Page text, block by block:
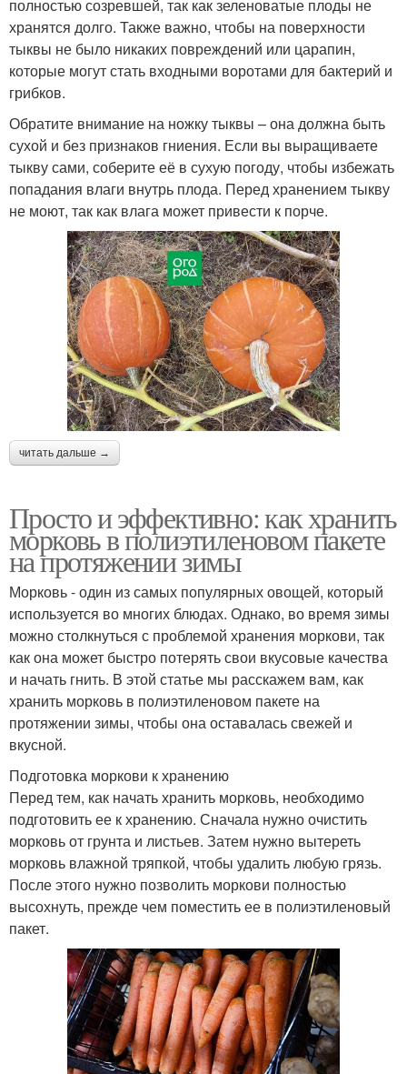
полностью созревшей, так как зеленоватые плоды не
хранятся долго. Также важно, чтобы на поверхности
тыквы не было никаких повреждений или царапин,
которые могут стать входными воротами для бактерий и
грибков.
Обратите внимание на ножку тыквы – она должна быть
сухой и без признаков гниения. Если вы выращиваете
тыкву сами, соберите её в сухую погоду, чтобы избежать
попадания влаги внутрь плода. Перед хранением тыкву
не моют, так как влага может привести к порче.
читать дальше →
Просто и эффективно: как хранить
морковь в полиэтиленовом пакете
на протяжении зимы
Морковь - один из самых популярных овощей, который
используется во многих блюдах. Однако, во время зимы
можно столкнуться с проблемой хранения моркови, так
как она может быстро потерять свои вкусовые качества
и начать гнить. В этой статье мы расскажем вам, как
хранить морковь в полиэтиленовом пакете на
протяжении зимы, чтобы она оставалась свежей и
вкусной.
Подготовка моркови к хранению
Перед тем, как начать хранить морковь, необходимо
подготовить ее к хранению. Сначала нужно очистить
морковь от грунта и листьев. Затем нужно вытереть
морковь влажной тряпкой, чтобы удалить любую грязь.
После этого нужно позволить моркови полностью
высохнуть, прежде чем поместить ее в полиэтиленовый
пакет.